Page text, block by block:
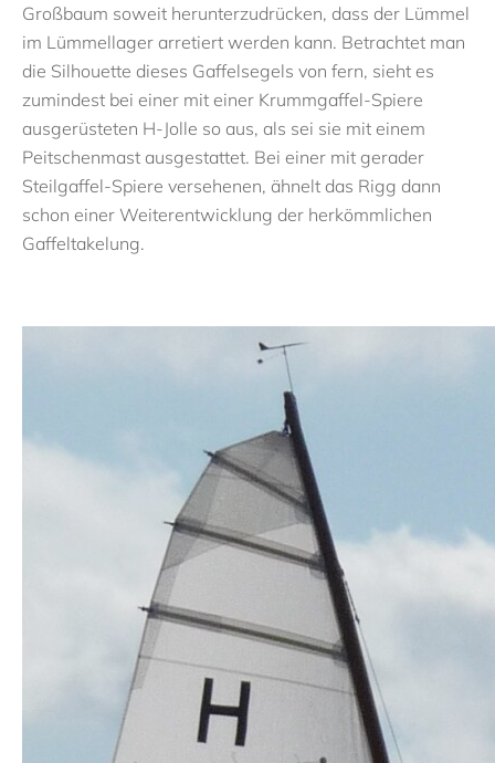
Großbaum soweit herunterzudrücken, dass der Lümmel
im Lümmellager arretiert werden kann. Betrachtet man
die Silhouette dieses Gaffelsegels von fern, sieht es
zumindest bei einer mit einer Krummgaffel-Spiere
ausgerüsteten H-Jolle so aus, als sei sie mit einem
Peitschenmast ausgestattet. Bei einer mit gerader
Steilgaffel-Spiere versehenen, ähnelt das Rigg dann
schon einer Weiterentwicklung der herkömmlichen
Gaffeltakelung.